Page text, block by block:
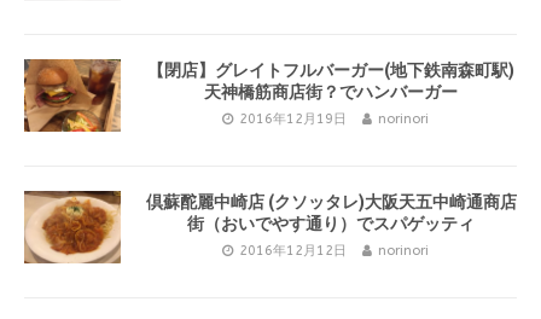
【閉店】グレイトフルバーガー(地下鉄南森町駅)
天神橋筋商店街？でハンバーガー
2016年12月19日 norinori
倶蘇酡麗中崎店 (クソッタレ)大阪天五中崎通商店
街（おいでやす通り）でスパゲッティ
2016年12月12日 norinori